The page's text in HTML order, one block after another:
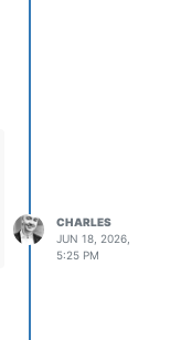
CHARLES
JUN 18, 2026,
5:25 PM